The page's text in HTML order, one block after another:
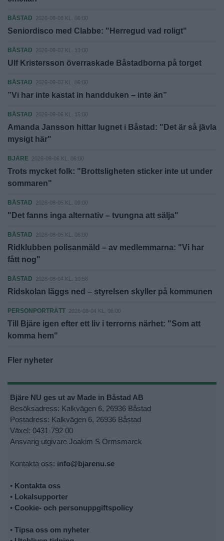
BÅSTAD 2026-08-08 KL. 06:00
Seniordisco med Clabbe: "Herregud vad roligt"
BÅSTAD 2026-08-07 KL. 13:00
Ulf Kristersson överraskade Båstadborna på torget
BÅSTAD 2026-08-07 KL. 06:00
”Vi har inte kastat in handduken – inte än”
BÅSTAD 2026-08-06 KL. 15:00
Amanda Jansson hittar lugnet i Båstad: "Det är så jävla
mysigt här"
BJÄRE 2026-08-06 KL. 06:00
Trots mycket folk: "Brottsligheten sticker inte ut under
sommaren"
BÅSTAD 2026-08-05 KL. 09:00
"Det fanns inga alternativ – tvungna att sälja"
BÅSTAD 2026-08-05 KL. 06:00
Ridklubben polisanmäld – av medlemmarna: "Vi har
fått nog"
BÅSTAD 2026-08-04 KL. 10:56
Ridskolan läggs ned – styrelsen skyller på kommunen
PERSONPORTRÄTT 2026-08-04 KL. 06:00
Till Bjäre igen efter ett liv i terrorns närhet: "Som att
komma hem"
Fler nyheter
Bjäre NU ges ut av Made in Båstad AB
Besöksadress: Kalkvägen 6, 26936 Båstad
Postadress: Kalkvägen 6, 26936 Båstad
Växel: 0431-792 00
Ansvarig utgivare Joakim S Ormsmarck
Kontakta oss: info@bjarenu.se
• Kontakta oss
• Lokalsupporter
• Cookie- och personuppgiftspolicy
• Tipsa oss om nyheter